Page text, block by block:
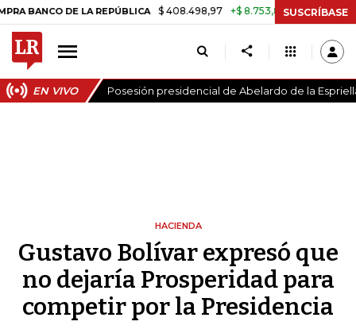
DE LA REPÚBLICA $ 408.498,97 +$ 8.753,81 +2,19% TASA
SUSCRÍBASE
EN VIVO Posesión presidencial de Abelardo de la
HACIENDA
Gustavo Bolívar expresó que
no dejaría Prosperidad para
competir por la Presidencia